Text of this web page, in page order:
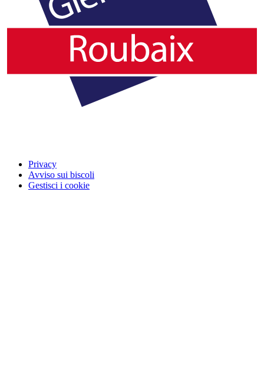
Privacy
Avviso sui biscoli
Gestisci i cookie